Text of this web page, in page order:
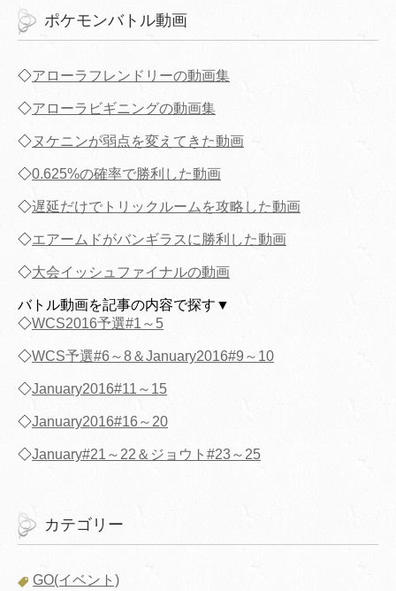
ポケモンバトル動画
◇アローラフレンドリーの動画集
◇アローラビギニングの動画集
◇ヌケニンが弱点を変えてきた動画
◇0.625%の確率で勝利した動画
◇遅延だけでトリックルームを攻略した動画
◇エアームドがバンギラスに勝利した動画
◇大会イッシュファイナルの動画
バトル動画を記事の内容で探す▼
◇WCS2016予選#1～5
◇WCS予選#6～8＆January2016#9～10
◇January2016#11～15
◇January2016#16～20
◇January#21～22＆ジョウト#23～25
カテゴリー
GO(イベント)